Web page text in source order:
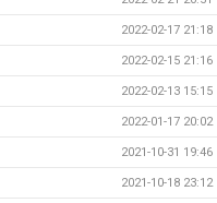
2022-02-17 21:18
2022-02-15 21:16
2022-02-13 15:15
2022-01-17 20:02
2021-10-31 19:46
2021-10-18 23:12